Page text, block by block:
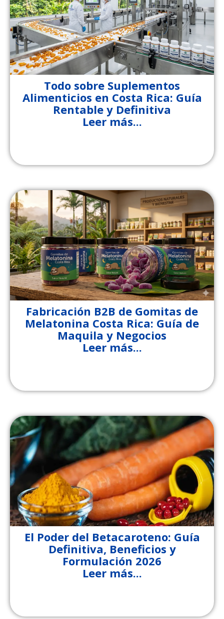
Todo sobre Suplementos
Alimenticios en Costa Rica: Guía
Rentable y Definitiva
Leer más...
Fabricación B2B de Gomitas de
Melatonina Costa Rica: Guía de
Maquila y Negocios
Leer más...
El Poder del Betacaroteno: Guía
Definitiva, Beneficios y
Formulación 2026
Leer más...